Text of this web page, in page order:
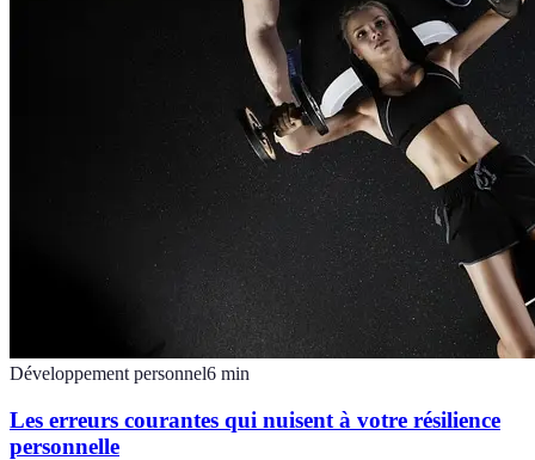
Développement personnel6 min
Les erreurs courantes qui nuisent à votre résilience
personnelle